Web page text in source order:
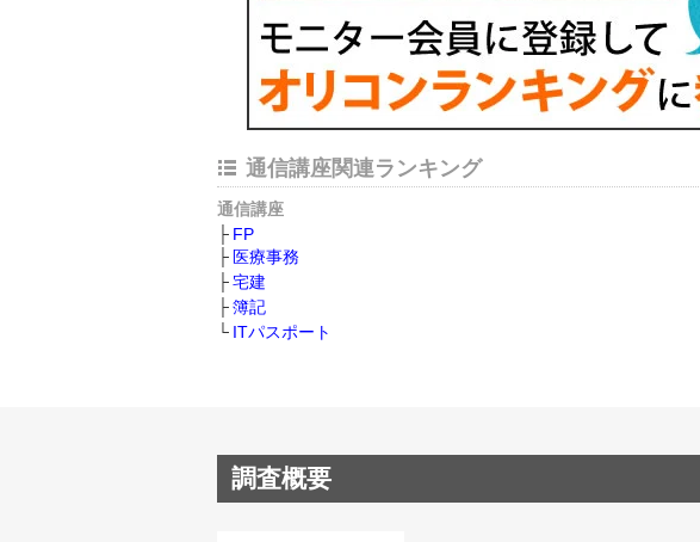
通信講座関連ランキング
通信講座
FP
医療事務
宅建
簿記
ITパスポート
調査概要